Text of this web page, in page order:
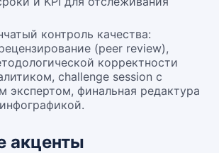
контроль качества:
(peer review),
корректности
challenge session с
экспертом, финальная редактура
акценты